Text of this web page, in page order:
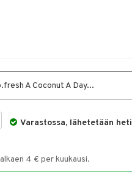
A Coconut A Day...
Varastossa, lähetetään heti
4 € per kuukausi.